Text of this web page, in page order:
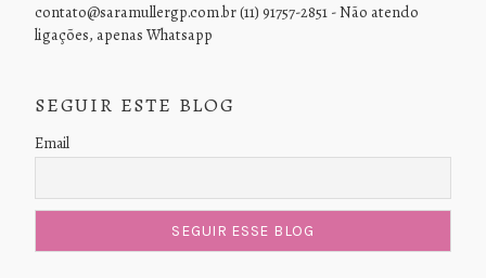
contato@saramullergp.com.br (11) 91757-2851 - Não atendo
ligações, apenas Whatsapp
SEGUIR ESTE BLOG
Email